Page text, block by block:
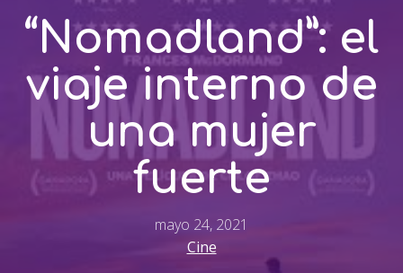
“Nomadland”: el
viaje interno de
una mujer
fuerte
mayo 24, 2021
Cine